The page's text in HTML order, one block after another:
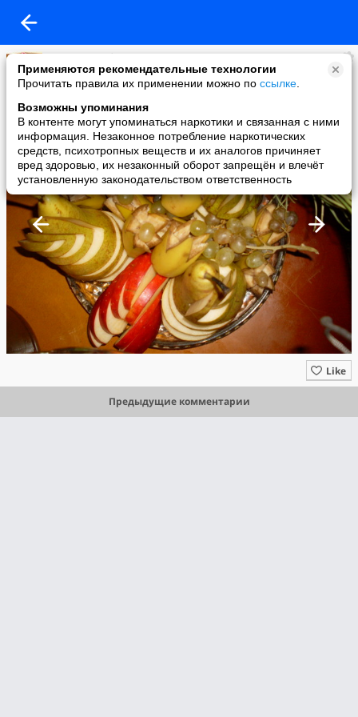
Применяются рекомендательные технологии
Прочитать правила их применении можно по ссылке
Возможны упоминания
В контенте могут упоминаться наркотики и связанная с ними
информация. Незаконное потребление наркотических
средств, психотропных веществ и их аналогов причиняет
вред здоровью, их незаконный оборот запрещён и влечёт
установленную законодательством ответственность
Пальчики оближешь
added a photo
13 Jan в 09:57
Like
Предыдущие комментарии